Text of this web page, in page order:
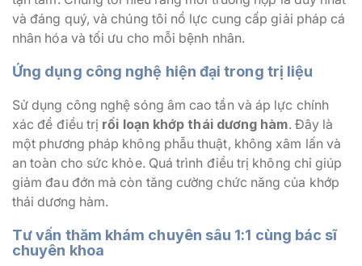
và đáng quý, và chúng tôi nổ lực cung cấp giải pháp cá
nhân hóa và tối ưu cho mỗi bệnh nhân.
Ứng dụng công nghệ hiện đại trong trị liệu
Sử dụng công nghệ sóng âm cao tần và áp lực chính
xác để điều trị rối loạn khớp thái dương hàm. Đây là
một phương pháp không phẫu thuật, không xâm lấn và
an toàn cho sức khỏe. Quá trình điều trị không chỉ giúp
giảm đau đớn mà còn tăng cường chức năng của khớp
thái dương hàm.
Tư vấn thăm khám chuyên sâu 1:1 cùng bác sĩ
chuyên khoa